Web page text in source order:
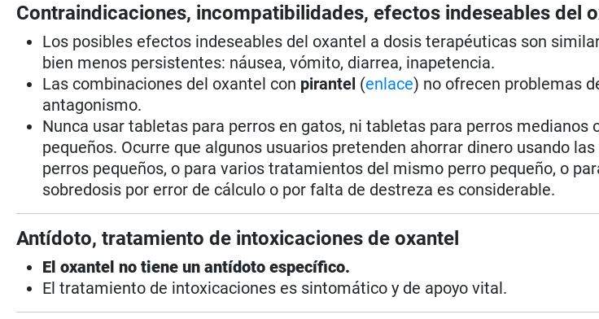
Contraindicaciones, incompatibilidades, efectos indeseables del
Los posibles efectos indeseables del oxantel a dosis terapéuticas son
bien menos persistentes: náusea, vómito, diarrea, inapetencia.
Las combinaciones del oxantel con pirantel (enlace) no ofrecen problemas
antagonismo.
Nunca usar tabletas para perros en gatos, ni tabletas para perros medianos
pequeños. Ocurre que algunos usuarios pretenden ahorrar dinero usando
perros pequeños, o para varios tratamientos del mismo perro pequeño, o
sobredosis por error de cálculo o por falta de destreza es considerable.
Antídoto, tratamiento de intoxicaciones de oxantel
El oxantel no tiene un antídoto específico.
El tratamiento de intoxicaciones es sintomático y de apoyo vital.